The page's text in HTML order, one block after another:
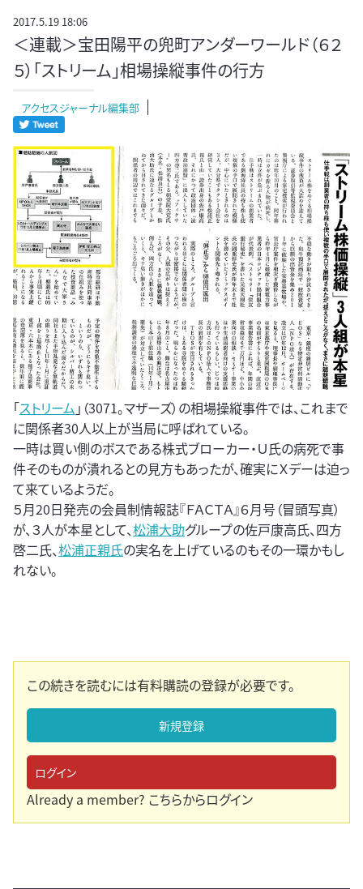
2017.5.19 18:06
＜連載＞宝田陽平の兜町アンダーワールド（６２
５）「ストリーム」相場操縦事件の行方
アクセスジャーナル編集部
「ストリーム 」（3071。マザーズ）の相場操縦事件では、これまで
に関係者30人以上が当局に呼ばれている。
一時は買い側のボスである株式ブローカー・Ｕ氏の病死で事
件そのものが潰れるとの見方もあったが、確実にＸデーは迫っ
て来ているようだ。
５月20日発売の会員制情報誌『ＦＡＣＴＡ』６月号（冒頭写真）
が、３人が本星として、松浦大助グループの佐戸康高氏、四方
啓二氏、松浦正親氏の実名を上げているのもその一環かもし
れない。
この続きを読むには有料購読の登録が必要です。
新規登録
ログイン
Already a member? こちらからログイン